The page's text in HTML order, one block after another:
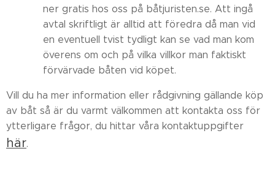
ner gratis hos oss på båtjuristen.se. Att ingå
avtal skriftligt är alltid att föredra då man vid
en eventuell tvist tydligt kan se vad man kom
överens om och på vilka villkor man faktiskt
förvärvade båten vid köpet.
Vill du ha mer information eller rådgivning gällande köp
av båt så är du varmt välkommen att kontakta oss för
ytterligare frågor, du hittar våra kontaktuppgifter
här.